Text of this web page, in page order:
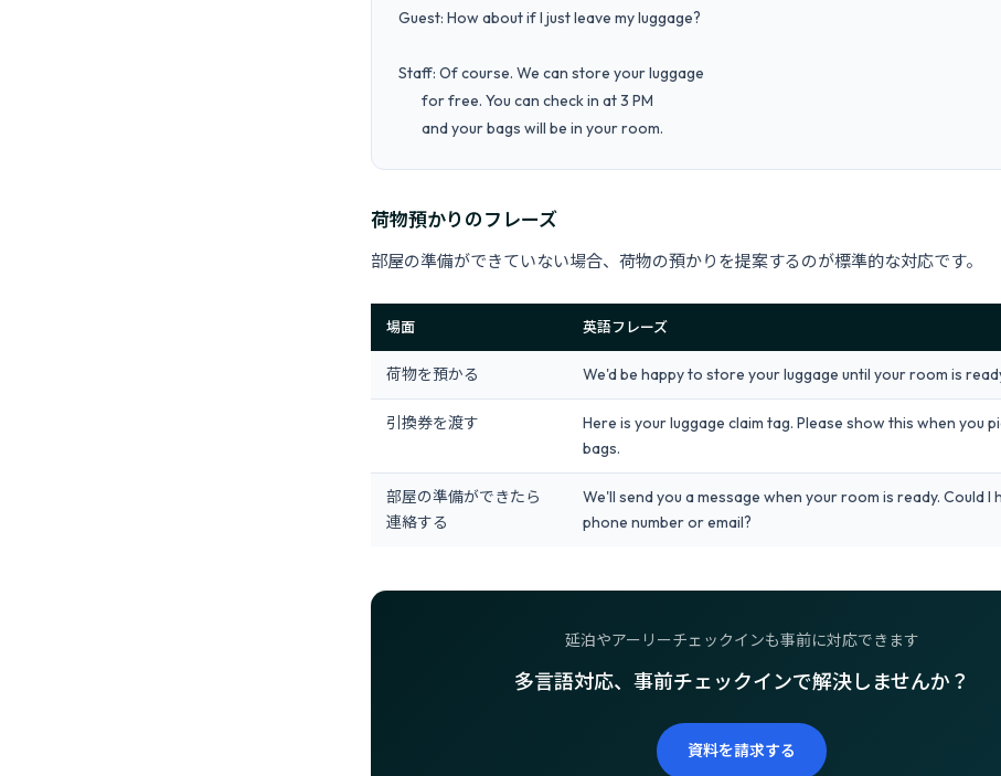
Guest: How about if I just leave my luggage?
Staff: Of course. We can store your luggage
       and your bags will be in your room.
荷物預かりのフレーズ
部屋の準備ができていない場合、荷物の預かりを提案するのが標準的な対応です。
場面 英語フレーズ
荷物を預かる We'd be happy to store your luggage until your room is
引換券を渡す
Here is your luggage claim tag. Please show this when you
bags.
部屋の準備ができたら
連絡する
We'll send you a message when your room is ready. Could I
phone number or email?
延泊やアーリーチェックインも事前に対応できます
多言語対応、事前チェックインで解決しませんか？
資料を請求する